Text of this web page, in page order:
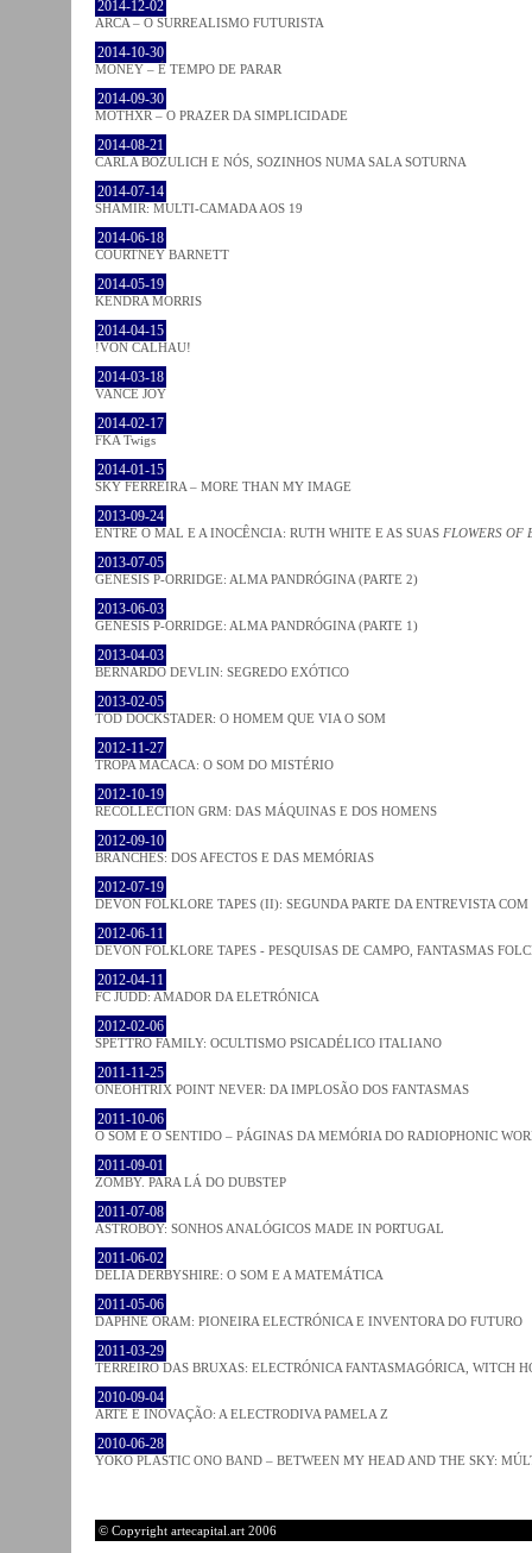
2014-12-02
ARCA – O SURREALISMO FUTURISTA
2014-10-30
MONEY – É TEMPO DE PARAR
2014-09-30
MOTHXR – O PRAZER DA SIMPLICIDADE
2014-08-21
CARLA BOZULICH E NÓS, SOZINHOS NUMA SALA SOTURNA
2014-07-14
SHAMIR: MULTI-CAMADA AOS 19
2014-06-18
COURTNEY BARNETT
2014-05-19
KENDRA MORRIS
2014-04-15
!VON CALHAU!
2014-03-18
VANCE JOY
2014-02-17
FKA Twigs
2014-01-15
SKY FERREIRA – MORE THAN MY IMAGE
2013-09-24
ENTRE O MAL E A INOCÊNCIA: RUTH WHITE E AS SUAS FLOWERS OF
2013-07-05
GENESIS P-ORRIDGE: ALMA PANDRÓGINA (PARTE 2)
2013-06-03
GENESIS P-ORRIDGE: ALMA PANDRÓGINA (PARTE 1)
2013-04-03
BERNARDO DEVLIN: SEGREDO EXÓTICO
2013-02-05
TOD DOCKSTADER: O HOMEM QUE VIA O SOM
2012-11-27
TROPA MACACA: O SOM DO MISTÉRIO
2012-10-19
RECOLLECTION GRM: DAS MÁQUINAS E DOS HOMENS
2012-09-10
BRANCHES: DOS AFECTOS E DAS MEMÓRIAS
2012-07-19
DEVON FOLKLORE TAPES (II): SEGUNDA PARTE DA ENTREVISTA
2012-06-11
DEVON FOLKLORE TAPES - PESQUISAS DE CAMPO, FANTASMAS
2012-04-11
FC JUDD: AMADOR DA ELETRÓNICA
2012-02-06
SPETTRO FAMILY: OCULTISMO PSICADÉLICO ITALIANO
2011-11-25
ONEOHTRIX POINT NEVER: DA IMPLOSÃO DOS FANTASMAS
2011-10-06
O SOM E O SENTIDO – PÁGINAS DA MEMÓRIA DO RADIOPHONIC
2011-09-01
ZOMBY. PARA LÁ DO DUBSTEP
2011-07-08
ASTROBOY: SONHOS ANALÓGICOS MADE IN PORTUGAL
2011-06-02
DELIA DERBYSHIRE: O SOM E A MATEMÁTICA
2011-05-06
DAPHNE ORAM: PIONEIRA ELECTRÓNICA E INVENTORA DO FUTURO
2011-03-29
TERREIRO DAS BRUXAS: ELECTRÓNICA FANTASMAGÓRICA, WITCH
2010-09-04
ARTE E INOVAÇÃO: A ELECTRODIVA PAMELA Z
2010-06-28
YOKO PLASTIC ONO BAND – BETWEEN MY HEAD AND THE SKY:
© Copyright artecapital.art 2006